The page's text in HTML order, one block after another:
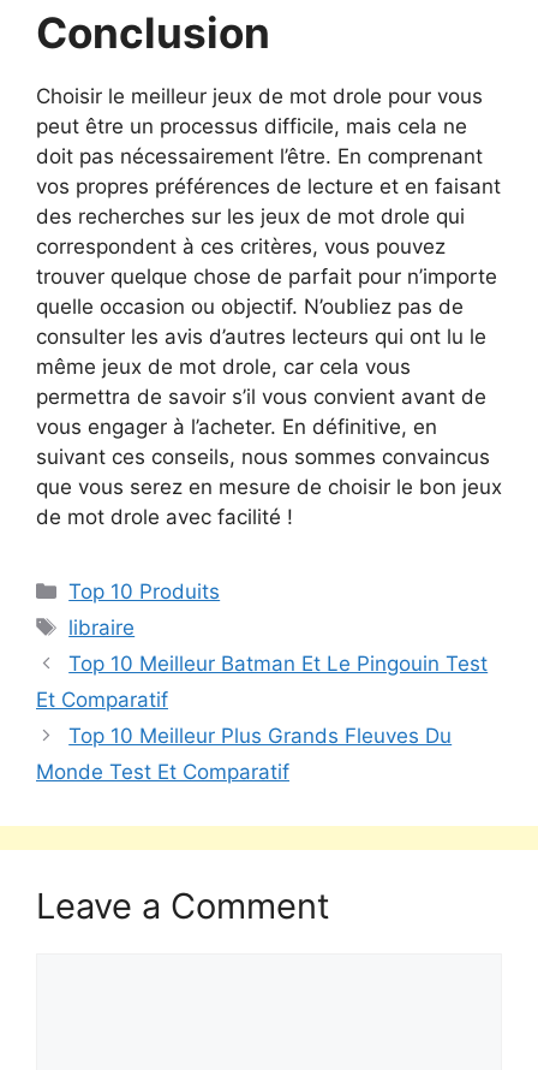
Conclusion
Choisir le meilleur jeux de mot drole pour vous
peut être un processus difficile, mais cela ne
doit pas nécessairement l’être. En comprenant
vos propres préférences de lecture et en faisant
des recherches sur les jeux de mot drole qui
correspondent à ces critères, vous pouvez
trouver quelque chose de parfait pour n’importe
quelle occasion ou objectif. N’oubliez pas de
consulter les avis d’autres lecteurs qui ont lu le
même jeux de mot drole, car cela vous
permettra de savoir s’il vous convient avant de
vous engager à l’acheter. En définitive, en
suivant ces conseils, nous sommes convaincus
que vous serez en mesure de choisir le bon jeux
de mot drole avec facilité !
Top 10 Produits
libraire
Top 10 Meilleur Batman Et Le Pingouin Test
Et Comparatif
Top 10 Meilleur Plus Grands Fleuves Du
Monde Test Et Comparatif
Leave a Comment